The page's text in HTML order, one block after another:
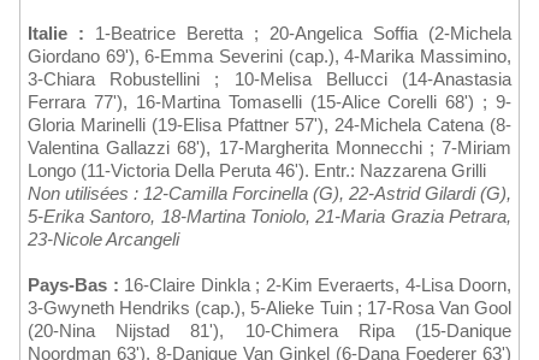
Italie : 1-Beatrice Beretta ; 20-Angelica Soffia (2-Michela
Giordano 69'), 6-Emma Severini (cap.), 4-Marika Massimino,
3-Chiara Robustellini ; 10-Melisa Bellucci (14-Anastasia
Ferrara 77'), 16-Martina Tomaselli (15-Alice Corelli 68') ; 9-
Gloria Marinelli (19-Elisa Pfattner 57'), 24-Michela Catena (8-
Valentina Gallazzi 68'), 17-Margherita Monnecchi ; 7-Miriam
Longo (11-Victoria Della Peruta 46'). Entr.: Nazzarena Grilli
Non utilisées : 12-Camilla Forcinella (G), 22-Astrid Gilardi (G),
5-Erika Santoro, 18-Martina Toniolo, 21-Maria Grazia Petrara,
23-Nicole Arcangeli
Pays-Bas : 16-Claire Dinkla ; 2-Kim Everaerts, 4-Lisa Doorn,
3-Gwyneth Hendriks (cap.), 5-Alieke Tuin ; 17-Rosa Van Gool
(20-Nina Nijstad 81'), 10-Chimera Ripa (15-Danique
Noordman 63'), 8-Danique Van Ginkel (6-Dana Foederer 63')